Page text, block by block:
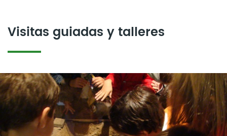
Visitas guiadas y talleres